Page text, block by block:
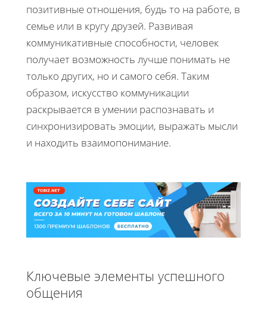
позитивные отношения, будь то на работе, в
семье или в кругу друзей. Развивая
коммуникативные способности, человек
получает возможность лучше понимать не
только других, но и самого себя. Таким
образом, искусство коммуникации
раскрывается в умении распознавать и
синхронизировать эмоции, выражать мысли
и находить взаимопонимание.
Ключевые элементы успешного
общения